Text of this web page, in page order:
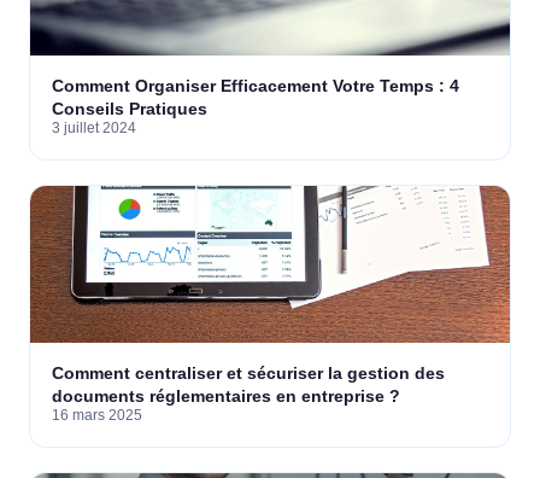
Comment Organiser Efficacement Votre Temps : 4
Conseils Pratiques
3 juillet 2024
Comment centraliser et sécuriser la gestion des
documents réglementaires en entreprise ?
16 mars 2025